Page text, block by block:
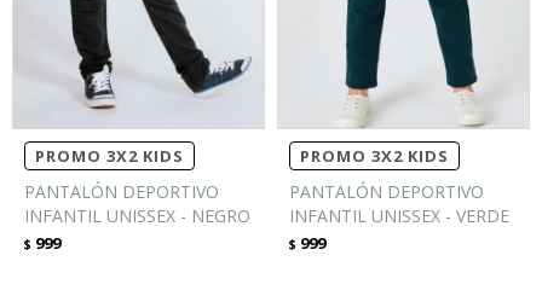
PROMO 3X2 KIDS
PANTALÓN DEPORTIVO
INFANTIL UNISSEX - NEGRO
$ 999
PROMO 3X2 KIDS
PANTALÓN DEPORTIVO
INFANTIL UNISSEX - VERDE
$ 999